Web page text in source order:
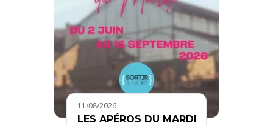
11/08/2026
LES APÉROS DU MARDI